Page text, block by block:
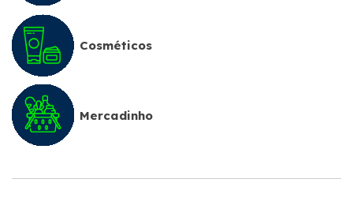
Cosméticos
Mercadinho